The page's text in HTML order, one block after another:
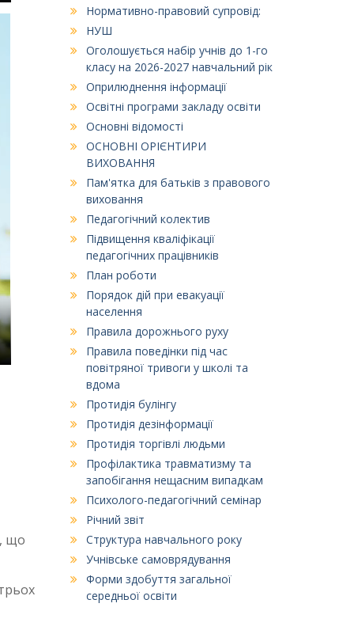
що
Нормативно-правовий супровід:
НУШ
Оголошується набір учнів до 1-го
класу на 2026-2027 навчальний рік
Оприлюднення інформації
Освітні програми закладу освіти
Основні відомості
ОСНОВНІ ОРІЄНТИРИ
ВИХОВАННЯ
Пам'ятка для батьків з правового
виховання
Педагогічний колектив
Підвищення кваліфікації
педагогічних працівників
План роботи
Порядок дій при евакуації
населення
Правила дорожнього руху
Правила поведінки під час
повітряної тривоги у школі та
вдома
Протидія булінгу
Протидія дезінформації
Протидія торгівлі людьми
Профілактика травматизму та
запобігання нещасним випадкам
Психолого-педагогічний семінар
Річний звіт
Структура навчального року
Учнівське самоврядування
Форми здобуття загальної
середньої освіти